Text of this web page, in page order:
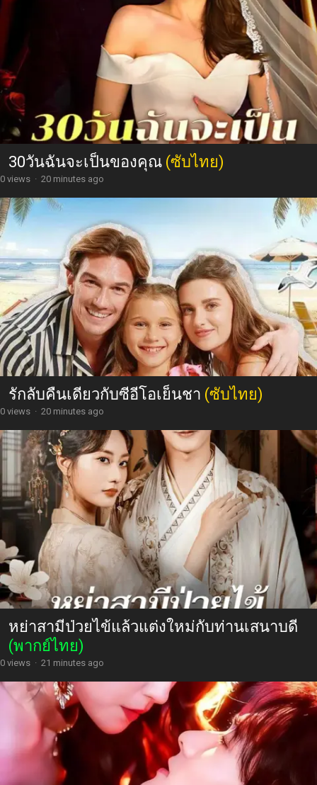
30วันฉันจะเป็นของคุณ (ซับไทย)
0 views · 20 minutes ago
รักลับคืนเดียวกับซีอีโอเย็นชา (ซับไทย)
0 views · 20 minutes ago
หย่าสามีป่วยไข้แล้วแต่งใหม่กับท่านเสนาบดี
(พากย์ไทย)
0 views · 21 minutes ago